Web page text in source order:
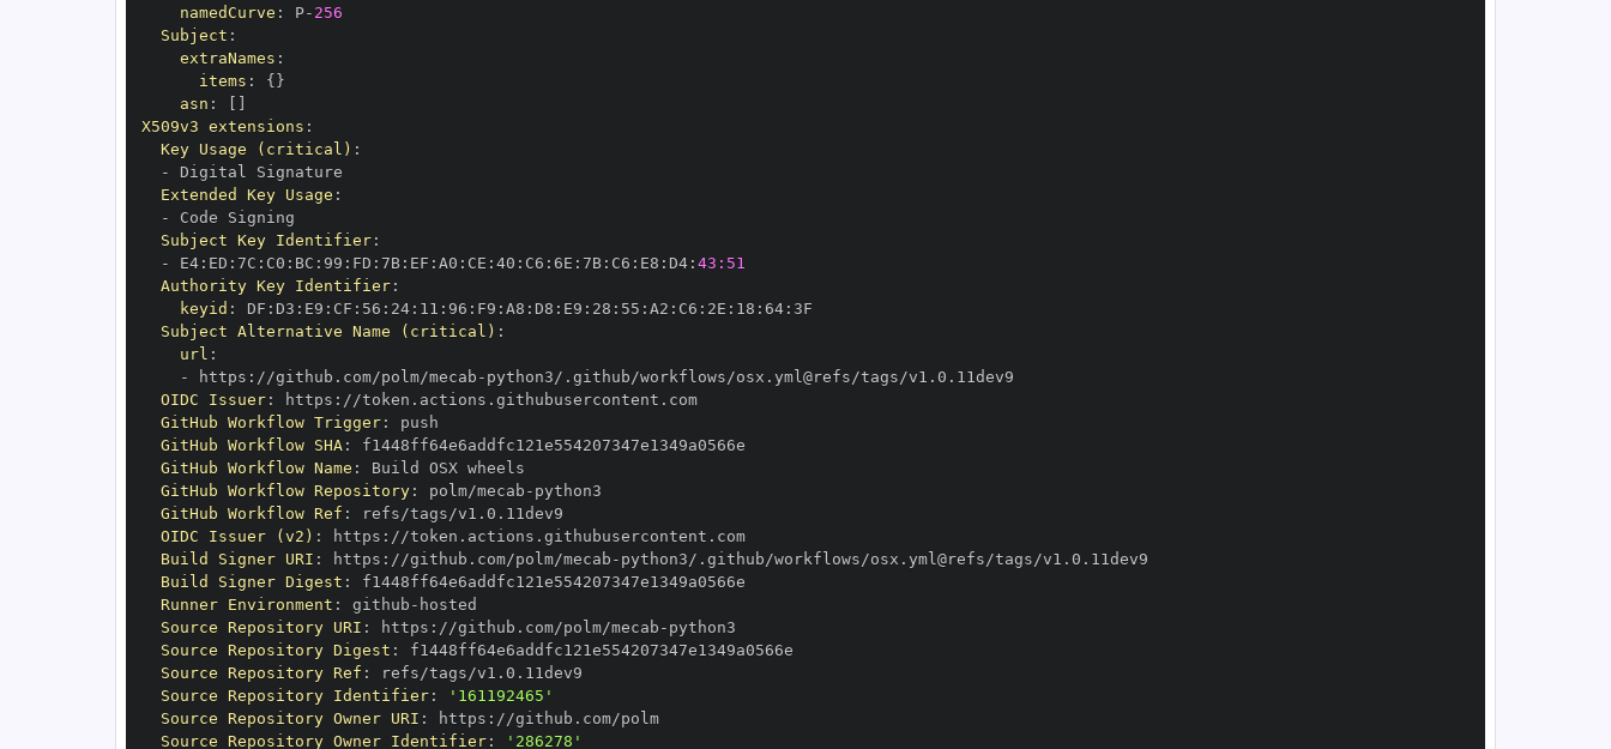
namedCurve : P- 256
Subject :
extraNames :
items : { }
asn :
X509v3 extensions :
Key Usage (critical) :
-
Extended Key Usage :
-
Subject Key Identifier:
-
E4: ED : 7C : C0 : BC : 99 : FD : 7B: EF : A0 : CE : 40 : C6 : 6E : 7B: C6 : E8 : D4: 43:51
Authority Key Identifier:
keyid : DF : D3 : E9 : CF : 56 : 24: 11 : 96 : F9 : A8 : D8 : E9 : 28 : 55 : A2 : C6 : 2E : 18 : 64:
Subject Alternative Name (critical) :
url :
-
https : //github.com/polm/mecab -
OIDC Issuer: https :
//token.actions.githubusercontent.com
GitHub Workflow Trigger:
GitHub Workflow SHA:
GitHub Workflow Name :
GitHub Workflow Repository: polm/mecab -
GitHub Workflow Ref :
OIDC Issuer (v2) : https :
//token.actions.githubusercontent.com
Build Signer URI : https : //github.com/polm/mecab -
Build Signer Digest :
Runner Environment : github -
Source Repository URI : https : //github.com/polm/mecab -
Source Repository Digest :
Source Repository Ref :
Source Repository Identifier:
'161192465'
Source Repository Owner URI : https :
//github.com/polm
Source Repository Owner Identifier: '286278'